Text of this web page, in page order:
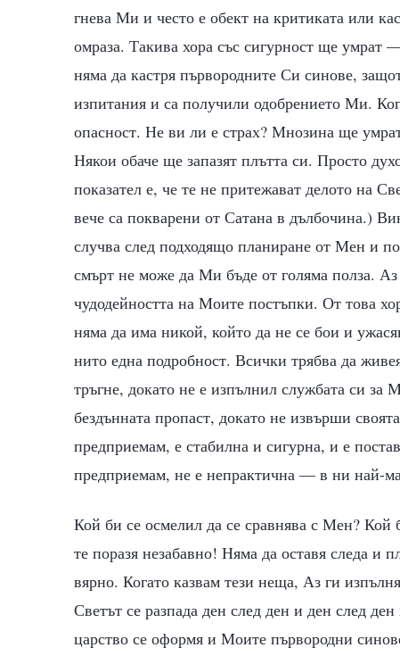
гнева Ми и често е обект на критиката или
омраза. Такива хора със сигурност ще умрат
няма да кастря първородните Си синове,
изпитания и са получили одобрението Ми.
опасност. Не ви ли е страх? Мнозина ще
Някои обаче ще запазят плътта си. Просто
показател е, че те не притежават делото на
вече са покварени от Сатана в дълбочина.)
случва след подходящо планиране от Мен и
смърт не може да Ми бъде от голяма полза.
чудодейността на Моите постъпки. От това
няма да има никой, който да не се бои и
нито една подробност. Всички трябва да
тръгне, докато не е изпълнил службата си
бездънната пропаст, докато не извърши
предприемам, е стабилна и сигурна, и е
предприемам, не е непрактична — в ни най-
Кой би се осмелил да се сравнява с Мен?
те поразя незабавно! Няма да оставя следа и
вярно. Когато казвам тези неща, Аз ги
Светът се разпада ден след ден и ден след
царство се оформя и Моите първородни